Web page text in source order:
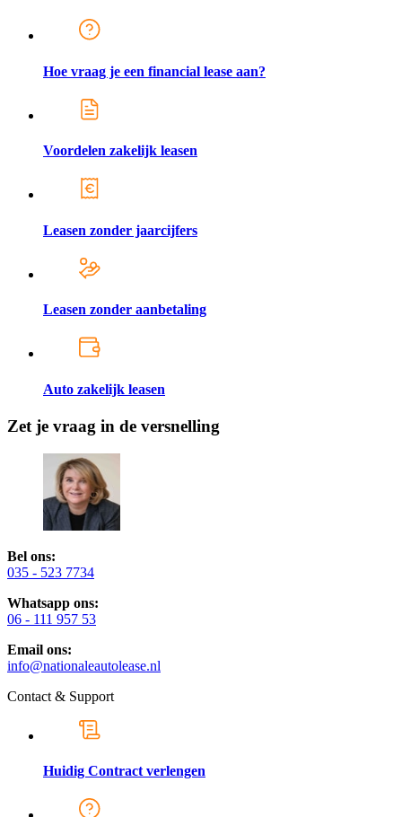
Hoe vraag je een financial lease aan?
Voordelen zakelijk leasen
Leasen zonder jaarcijfers
Leasen zonder aanbetaling
Auto zakelijk leasen
Zet je vraag in de versnelling
Bel ons:
035 - 523 7734
Whatsapp ons:
06 - 111 957 53
Email ons:
info@nationaleautolease.nl
Contact & Support
Huidig Contract verlengen